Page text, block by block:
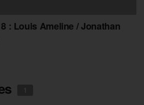
: Louis Ameline / Jonathan